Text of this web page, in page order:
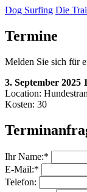
Dog Surfing Die
Termine
Melden Sie sich für
3. September 2025
Location:
Kosten: 30
Ihr Name:*
E-Mail:*
Telefon: